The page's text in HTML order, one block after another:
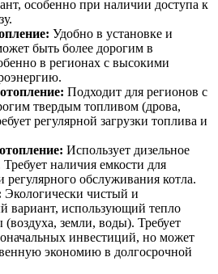
особенно при наличии доступа к
Удобно в установке и
быть более дорогим в
в регионах с высокими
Подходит для регионов с
твердым топливом (дрова,
регулярной загрузки топлива и
Использует дизельное
наличия емкости для
регулярного обслуживания котла.
Экологически чистый и
вариант, использующий тепло
земли, воды). Требует
инвестиций, но может
экономию в долгосрочной